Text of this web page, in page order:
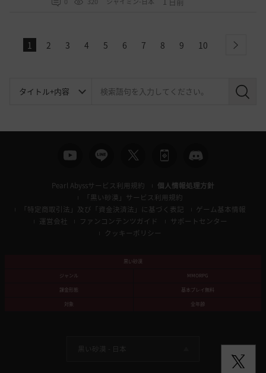
1 2 3 4 5 6 7 8 9 10 next
検
Pearl Abyssサービス利用規約
個人情報処理方針
「黒い砂漠」サービス利用規約
「特定商取引法」及び「資金決済法」に基づく表記
ゲーム基本情報
運営会社
ファンコンテンツガイド
サポートセンター
クッキーポリシー
黒い砂漠
ジャンル
MMORPG
課金形態
基本プレイ無料
対象
全年齢
黒い砂漠 - 日本